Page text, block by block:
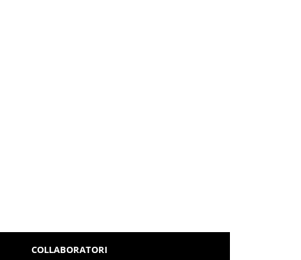
COLLABORATORI